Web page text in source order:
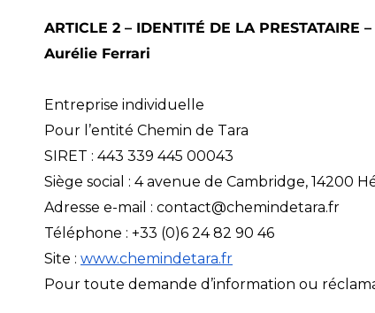
ARTICLE 2 – IDENTITÉ DE LA PRESTATAIRE
Aurélie Ferrari
Entreprise individuelle
Pour l’entité Chemin de Tara
SIRET : 443 339 445 00043
Siège social : 4 avenue de Cambridge, 14200
Adresse e-mail : contact@chemindetara.fr
Téléphone : +33 (0)6 24 82 90 46
Site : www.chemindetara.fr
Pour toute demande d’information ou